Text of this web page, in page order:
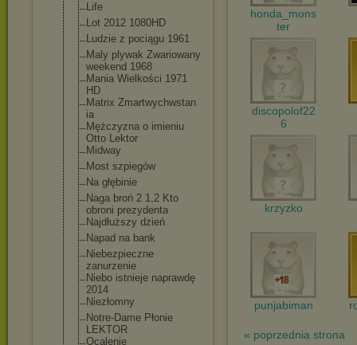
Life
Lot 2012 1080HD
Ludzie z pociągu 1961
Maly plywak Zwariowany
weekend 1968
Mania Wielkości 1971
HD
Matrix Zmartwychwstan
ia
Mężczyzna o imieniu
Otto Lektor
Midway
Most szpiegów
Na głębinie
Naga broń 2 1,2 Kto
obroni prezydenta
Najdłuższy dzień
Napad na bank
Niebezpieczne
zanurzenie
Niebo istnieje naprawdę
2014
Niezłomny
Notre-Dame Płonie
LEKTOR
Ocalenie
honda_mons
ter
discopolof22
6
krzyzko
punjabiman
« poprzednia strona